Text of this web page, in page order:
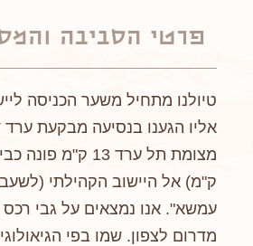
פרטי הסביבה
טיולנו מתחיל משער הכניסה
ק"מ) אל היישוב הקהילתי
עמשא". אנו נמצאים על גבי
מדרום לצפון. שמו בפי